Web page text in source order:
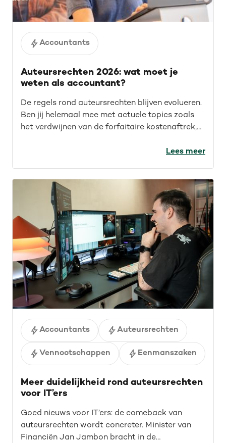
Accountants
Auteursrechten 2026: wat moet je
weten als accountant?
De regels rond auteursrechten blijven evolueren.
Ben jij helemaal mee met actuele topics zoals
het verdwijnen van de forfaitaire kostenaftrek,
IT-sector? Lees de recap van ons webinar en
Lees meer
Accountants Auteursrechten
Vennootschappen Eenmanszaken
Meer duidelijkheid rond auteursrechten
voor IT’ers
Goed nieuws voor IT’ers: de comeback van
auteursrechten wordt concreter. Minister van
Financiën Jan Jambon bracht in de